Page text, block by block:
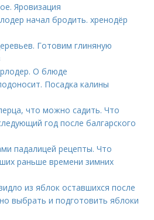
Яровизация
начал бродить. хренодёр
Готовим глиняную
О блюде
Посадка калины
что можно садить. Что
год после балгарского
падалицей рецепты. Что
раньше времени зимних
из яблок оставшихся после
выбрать и подготовить яблоки